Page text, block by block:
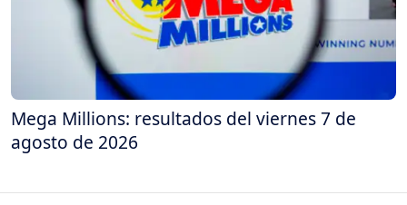
Mega Millions: resultados del viernes 7 de
agosto de 2026